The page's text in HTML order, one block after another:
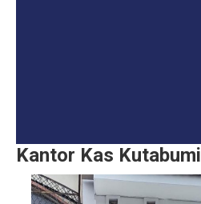
Kantor Kas Kutabumi